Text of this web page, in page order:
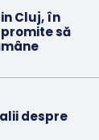
Cluj, în
promite să
despre